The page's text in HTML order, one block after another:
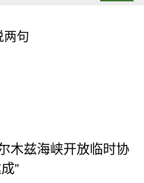
两句
木兹海峡开放临时协
”